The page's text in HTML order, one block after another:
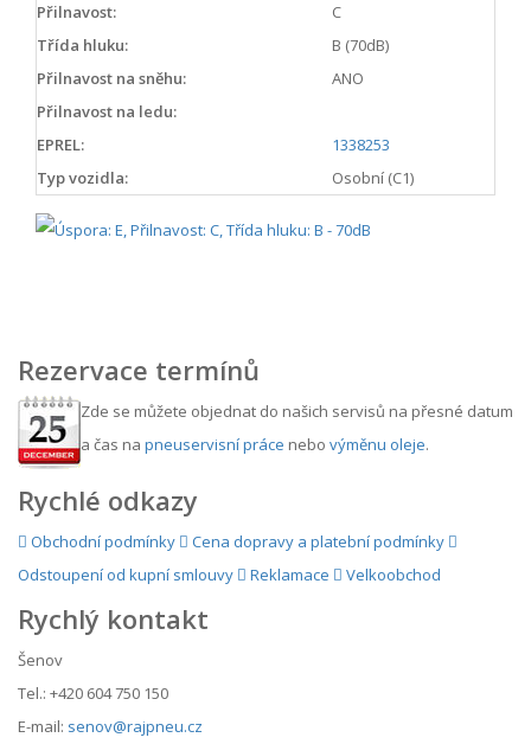
Přilnavost:
C
Třída hluku:
B (70dB)
Přilnavost na sněhu:
ANO
Přilnavost na ledu:
EPREL:
1338253
Typ vozidla:
Osobní (C1)
Rezervace termínů
Zde se můžete objednat do našich servisů na přesné datum
a čas na pneuservisní práce nebo výměnu oleje.
Rychlé odkazy
Obchodní podmínky
Cena dopravy a platební podmínky
Odstoupení od kupní smlouvy
Reklamace Velkoobchod
Rychlý kontakt
Šenov
Tel.: +420 604 750 150
E-mail: senov@rajpneu.cz